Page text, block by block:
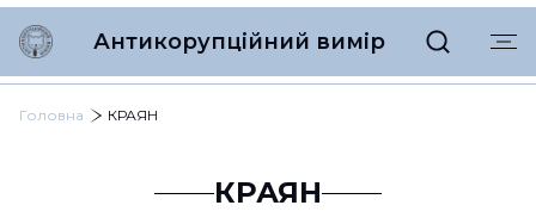
Антикорупційний вимір
Головна КРАЯН
КРАЯН